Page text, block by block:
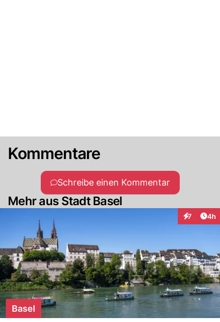
Kommentare
Schreibe einen Kommentar
Mehr aus Stadt Basel
7 4h
Basel